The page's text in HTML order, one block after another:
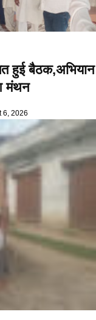
हुई बैठक,अभियान
मंथन
6, 2026